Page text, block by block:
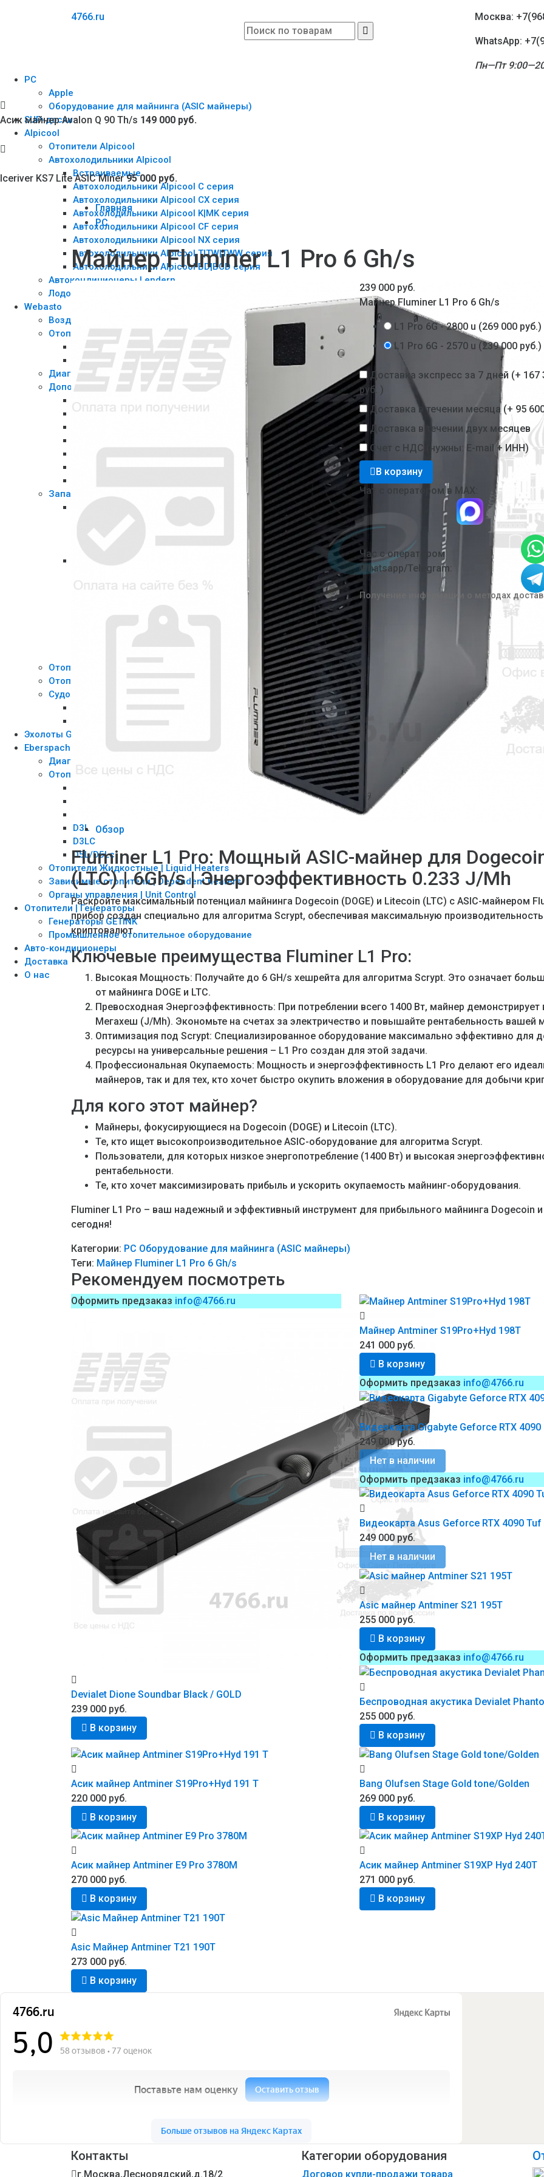
4766.ru Москва:
WhatsApp:
Пн—Пт
PC
Apple
Оборудование для майнинга (ASIC майнеры)
SUP-доски
Alpicool
Отопители Alpicool
Автохолодильники Alpicool
Встраиваемые
Автохолодильники Alpicool C серия
Автохолодильники Alpicool CX серия
Автохолодильники Alpicool K|MK серия
Автохолодильники Alpicool CF серия
Автохолодильники Alpicool NX серия
Автохолодильники Alpicool T|TW|TWW серия
Автохолодильники Alpicool BD|BCD серия
Автокондиционеры Lendern
Лодочные Моторы
Webasto
Воздушные отопители | Air heaters
Отопители Жидкостные | Liquid Heaters
Предпусковой прогрев двигателя с салоном
Предпусковой прогрев двигателя
Диагностическое оборудование | Diagnostic equipment
Дополнительные опции | Additional option
Воздушная система
Выхлопная система
Кронштейны
Топливная система
Запасные части Webasto | Spare parts
Для воздушных отопителей
AirTop 2000/S/ST/STC
AirTop 3500/5000/3500ST / 5000ST/Evo 3900 / 5500
Airtop Evo 40/55
Для жидкостных отопителей
Thermo 230 / 300 / 350 / DW 230 / DW 300 / DW 350
Thermo 50
Thermo E200 / E320
Thermo Top E/C/Z
Thermo Top Evo 4/5
Отопители воздушные | Air heaters
Отопители жидкостные | Liquid heaters
Судовые комплекты | Ship kits
Судовой комплект отопителя Webasto Air Top 2000ST
Судовой комплект отопителя Webasto Air Top Evo 40/55
Эхолоты Garmin
Eberspacher
Диагностическое оборудование
Отопители воздушные | Air heaters
D3L
D3LC
D5L/D5Lc
Отопители Жидкостные | Liquid Heaters
Зависимые отопители | Dependent heaters
Органы управления | Unit Control
Отопители | Генераторы
Генераторы GETINK
Промышленное отопительное оборудование
Авто-кондиционеры
Доставка
O нас
Асик майнер Avalon Q 90 Th/s 149 000 руб.
Iceriver KS7 Lite ASIC Miner95 000 руб.
Главная
PC
Майнер Fluminer L1 Pro 6 Gh/s
239 000 руб.
Майнер Fluminer L1 Pro 6 Gh/s
L1 Pro 6G - 2800 u (269 000 руб.)
L1 Pro 6G - 2570 u (239 000 руб.)
Доставка экспресс за 7 дней (+ 167
руб. )
Доставка в течении месяца (+ 95
Доставка в течении двух месяцев
Счет c НДС (нужны: E-mail + ИНН)
В корзину
Чат с оператором в МАХ:
Час с оператором
Whatsapp/Telegram:
Получение информации о методах
Обзор
Fluminer L1 Pro: Мощный ASIC-майнер для
(LTC) | 6Gh/s | Энергоэффективность 0.233 J/Mh
Раскройте максимальный потенциал майнинга Dogecoin (DOGE) и Litecoin (LTC) с ASIC-майнером
прибор создан специально для алгоритма Scrypt, обеспечивая максимальную
криптовалют.
Ключевые преимущества Fluminer L1 Pro:
Высокая Мощность: Получайте до 6 GH/s хешрейта для алгоритма Scrypt. Это означает
от майнинга DOGE и LTC.
Превосходная Энергоэффективность: При потреблении всего 1400 Вт, майнер
Мегахеш (J/Mh). Экономьте на счетах за электричество и повышайте рентабельность вашей
Оптимизация под Scrypt: Специализированное оборудование максимально эффективно для
ресурсы на универсальные решения – L1 Pro создан для этой задачи.
Профессиональная Окупаемость: Мощность и энергоэффективность L1 Pro делают его
майнеров, так и для тех, кто хочет быстро окупить вложения в оборудование для добычи
Для кого этот майнер?
Майнеры, фокусирующиеся на Dogecoin (DOGE) и Litecoin (LTC).
Те, кто ищет высокопроизводительное ASIC-оборудование для алгоритма Scrypt.
Пользователи, для которых низкое энергопотребление (1400 Вт) и высокая
рентабельности.
Те, кто хочет максимизировать прибыль и ускорить окупаемость майнинг-оборудования.
Fluminer L1 Pro – ваш надежный и эффективный инструмент для прибыльного майнинга Dogecoin
сегодня!
Категории: PC Оборудование для майнинга (ASIC майнеры)
Теги: Майнер Fluminer L1 Pro 6 Gh/s
Рекомендуем посмотреть
Оформить предзаказ info@4766.ru
Devialet Dione Soundbar Black / GOLD
239 000 руб.
В корзину
Майнер Antminer S19Pro+Hyd 198T
241 000 руб.
В корзину
Оформить предзаказ info@4766.ru
Видеокарта Gigabyte Geforce RTX 4090
249 000 руб.
Нет в наличии
Оформить предзаказ info@4766.ru
Видеокарта Asus Geforce RTX 4090 Tuf
249 000 руб.
Нет в наличии
Asic майнер Antminer S21 195T
255 000 руб.
В корзину
Оформить предзаказ info@4766.ru
Беспроводная акустика Devialet
255 000 руб.
В корзину
Асик майнер Antminer S19Pro+Hyd 191 T
220 000 руб.
В корзину
Bang Olufsen Stage Gold tone/Golden
269 000 руб.
В корзину
Асик майнер Antminer E9 Pro 3780M
270 000 руб.
В корзину
Асик майнер Antminer S19XP Hyd 240T
271 000 руб.
В корзину
Asic Майнер Antminer Т21 190Т
273 000 руб.
В корзину
4766.ru на карте Москвы — Яндекс.Карты
Контакты
г.Москва,Леснорядский,д.18/2
Категории оборудования
Договор купли-продажи товара